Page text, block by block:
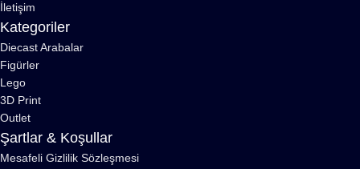
İletişim
Kategoriler
Diecast Arabalar
Figürler
Lego
3D Print
Outlet
Şartlar & Koşullar
Mesafeli Gizlilik Sözleşmesi